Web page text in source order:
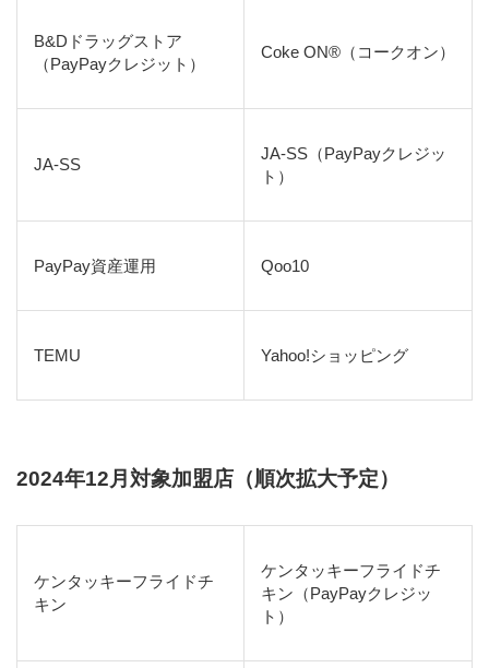
B&Dドラッグストア
（PayPayクレジット）
Coke ON®（コークオン）
JA-SS
JA-SS（PayPayクレジッ
ト）
PayPay資産運用 Qoo10
TEMU Yahoo!ショッピング
2024年12月対象加盟店（順次拡大予定）
ケンタッキーフライドチ
キン
ケンタッキーフライドチ
キン（PayPayクレジッ
ト）